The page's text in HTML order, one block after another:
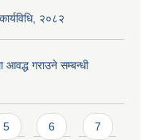
२०८२
आवद्ध गराउने सम्बन्धी
5 6 7